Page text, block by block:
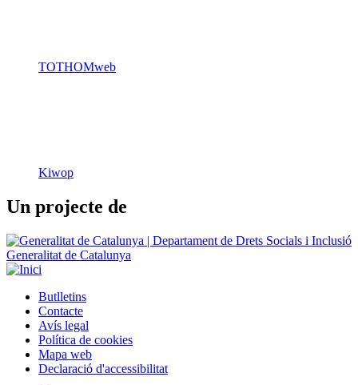
TOTHOMweb
Kiwop
Un projecte de
Generalitat de Catalunya
Peu
Butlletins
Contacte
Avís legal
Política de cookies
Mapa web
Declaració d'accessibilitat